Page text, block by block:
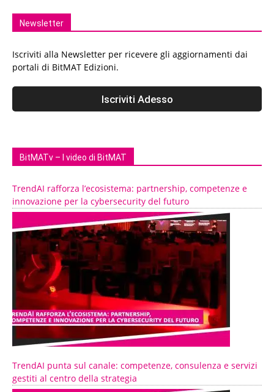
Newsletter
Iscriviti alla Newsletter per ricevere gli aggiornamenti dai
portali di BitMAT Edizioni.
BitMATv – I video di BitMAT
TrendAI rafforza l’ecosistema: partnership, competenze e
innovazione per la cybersecurity del futuro
TrendAI punta sul canale: competenze, consulenza e servizi
gestiti al centro della strategia